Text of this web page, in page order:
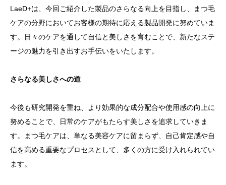
LaeD+は、今回ご紹介した製品のさらなる向上を目指し、まつ毛
ケアの分野においてお客様の期待に応える製品開発に努めていま
す。日々のケアを通して自信と美しさを育むことで、新たなステ
ージの魅力を引き出すお手伝いをいたします。
さらなる美しさへの道
今後も研究開発を重ね、より効果的な成分配合や使用感の向上に
努めることで、日常のケアがもたらす美しさを追求していきま
す。まつ毛ケアは、単なる美容ケアに留まらず、自己肯定感や自
信を高める重要なプロセスとして、多くの方に受け入れられてい
ます。